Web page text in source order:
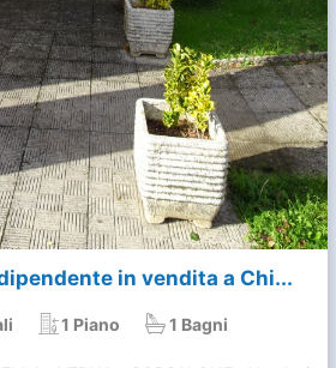
in vendita a Chi...
1 Piano 1 Bagni